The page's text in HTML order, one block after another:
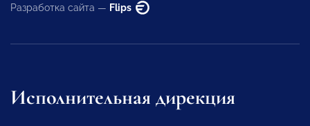
Разработка сайта — Flips
Исполнительная дирекция